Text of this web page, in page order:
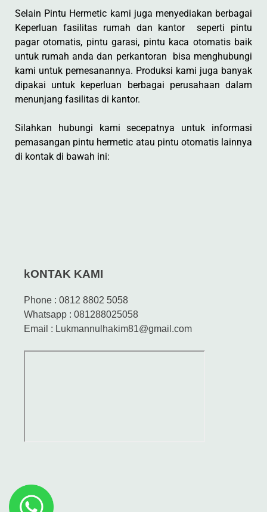
Selain Pintu Hermetic kami juga menyediakan berbagai
Keperluan fasilitas rumah dan kantor seperti pintu
pagar otomatis, pintu garasi, pintu kaca otomatis baik
untuk rumah anda dan perkantoran bisa menghubungi
kami untuk pemesanannya. Produksi kami juga banyak
dipakai untuk keperluan berbagai perusahaan dalam
menunjang fasilitas di kantor.
Silahkan hubungi kami secepatnya untuk informasi
pemasangan pintu hermetic atau pintu otomatis lainnya
di kontak di bawah ini:
kONTAK KAMI
Phone : 0812 8802 5058
Whatsapp : 081288025058
Email : Lukmannulhakim81@gmail.com